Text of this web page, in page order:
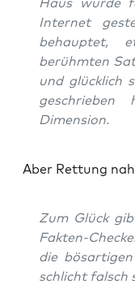
Inter­net
behaup­tet,
berühm­ten
und glück­lich
Dimension.
Aber Ret­tung
Zum Glück
Fak­ten-
die
schlicht falsch